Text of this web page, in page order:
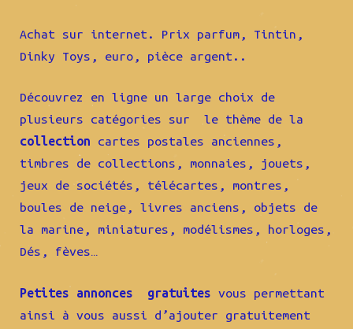
Achat sur internet. Prix parfum, Tintin,
Dinky Toys, euro, pièce argent..
Découvrez en ligne un large choix de
plusieurs catégories sur le thème de la
collection cartes postales anciennes,
timbres de collections, monnaies, jouets,
jeux de sociétés, télécartes, montres,
boules de neige, livres anciens, objets de
la marine, miniatures, modélismes, horloges,
Dés, fèves…
Petites annonces gratuites vous permettant
ainsi à vous aussi d’ajouter gratuitement